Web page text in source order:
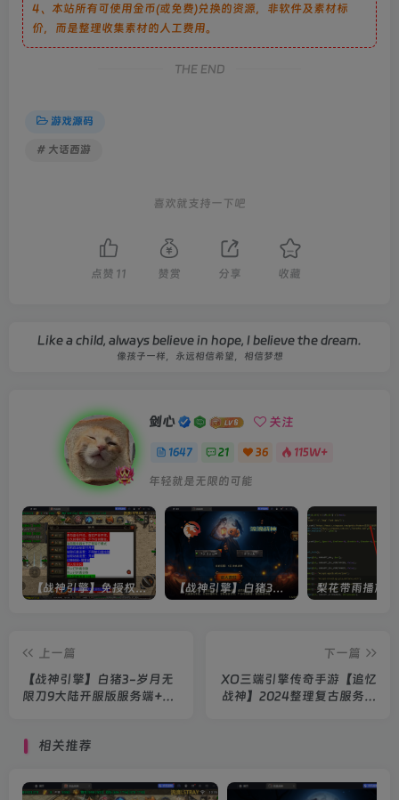
4、本站所有可使用金币(或免费)兑换的资源，非软件及素材标
价，而是整理收集素材的人工费用。
THE END
游戏源码
# 大话西游
喜欢就支持一下吧
点赞 11 赞赏 分享 收藏
Like a child, always believe in hope, I believe the dream.
像孩子一样，永远相信希望，相信梦想
剑心 关注
1647 21 36 115W+
年轻就是无限的可能
【战神引擎】免授权-原生 [全屏自动拾取] 插件 + 配置教程（更新修复版，具体自测） 【战神引擎】白猪3-流浪战神3神技8大陆全屏拾取版特色服务端+生肖+转生+秘境+神魔+双端+教程(更新眼神拾取)
上一篇
【战神引擎】白猪3-岁月无
限刀9大陆开服版服务端+生
下一篇
XO三端引擎传奇手游【追忆
战神】2024整理复古服务端
相关推荐